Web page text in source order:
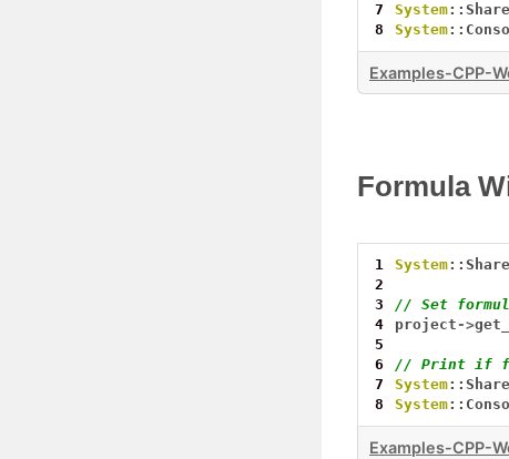
7
System
8
System
Examples-CPP-
Formula
1 System
2
3
// Set
4
project ->
5
6
// Print if
7
System
8
System
Examples-CPP-